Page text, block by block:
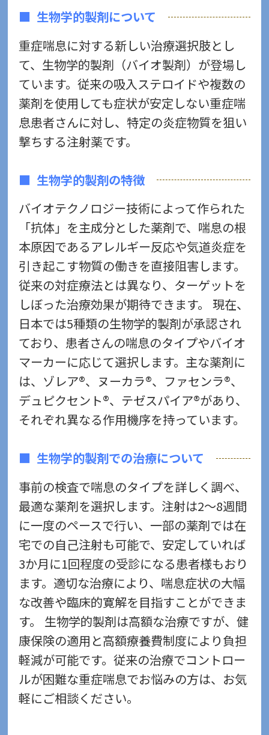
生物学的製剤について
重症喘息に対する新しい治療選択肢とし
て、生物学的製剤（バイオ製剤）が登場し
ています。従来の吸入ステロイドや複数の
薬剤を使用しても症状が安定しない重症喘
息患者さんに対し、特定の炎症物質を狙い
撃ちする注射薬です。
生物学的製剤の特徴
バイオテクノロジー技術によって作られた
「抗体」を主成分とした薬剤で、喘息の根
本原因であるアレルギー反応や気道炎症を
引き起こす物質の働きを直接阻害します。
従来の対症療法とは異なり、ターゲットを
しぼった治療効果が期待できます。 現在、
日本では5種類の生物学的製剤が承認され
ており、患者さんの喘息のタイプやバイオ
マーカーに応じて選択します。主な薬剤に
は、ゾレア®、ヌーカラ®、ファセンラ®、
デュピクセント®、テゼスパイア®があり、
それぞれ異なる作用機序を持っています。
生物学的製剤での治療について
事前の検査で喘息のタイプを詳しく調べ、
最適な薬剤を選択します。注射は2～8週間
に一度のペースで行い、一部の薬剤では在
宅での自己注射も可能で、安定していれば
3か月に1回程度の受診になる患者様もおり
ます。適切な治療により、喘息症状の大幅
な改善や臨床的寛解を目指すことができま
す。 生物学的製剤は高額な治療ですが、健
康保険の適用と高額療養費制度により負担
軽減が可能です。従来の治療でコントロー
ルが困難な重症喘息でお悩みの方は、お気
軽にご相談ください。